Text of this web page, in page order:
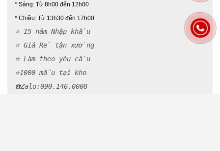
* Sáng: Từ 8h00 đến 12h00
* Chiều: Từ 13h30 đến 17h00
⭐ 15 năm Nhập khẩu
⭐ Giá Rẻ tận xưởng
⭐ Làm theo yêu cầu
⭐1000 mẫu tại kho
☎️Zalo:090.146.0008